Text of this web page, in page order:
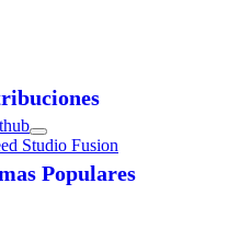
Studio Fusion
Populares